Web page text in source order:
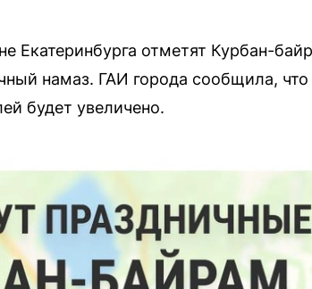
Екатеринбурга отметят Курбан-
намаз. ГАИ города сообщила,
будет увеличено.